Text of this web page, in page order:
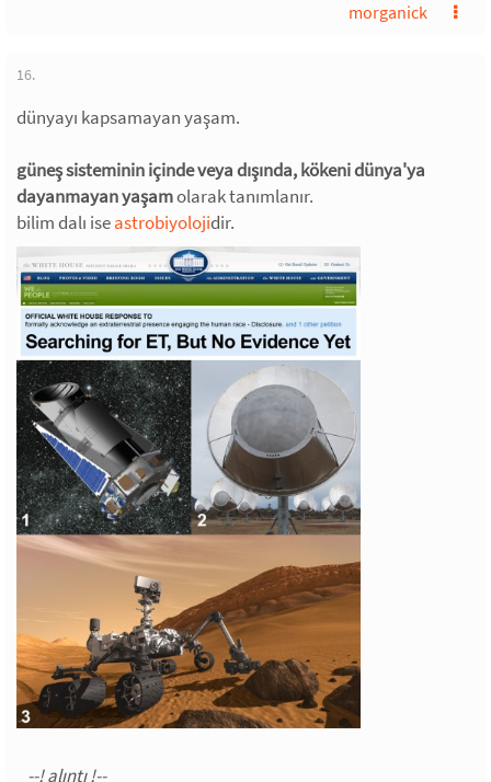
morganick
16.
dünyayı kapsamayan yaşam.
güneş sisteminin içinde veya dışında, kökeni dünya'ya
dayanmayan yaşamolarak tanımlanır.
bilim dalı iseastrobiyolojidir.